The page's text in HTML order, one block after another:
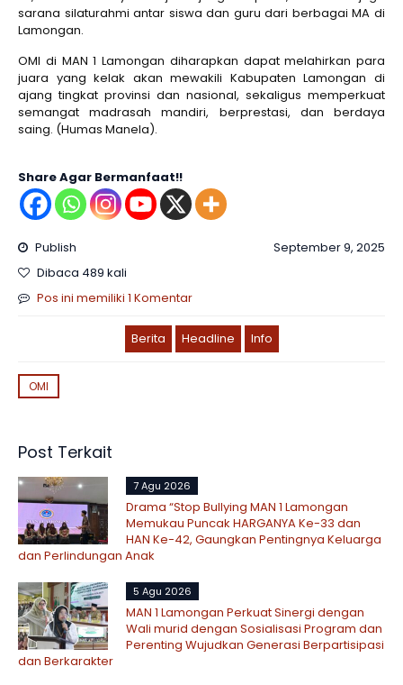
sarana silaturahmi antar siswa dan guru dari berbagai MA di
Lamongan.
OMI di MAN 1 Lamongan diharapkan dapat melahirkan para
juara yang kelak akan mewakili Kabupaten Lamongan di
ajang tingkat provinsi dan nasional, sekaligus memperkuat
semangat madrasah mandiri, berprestasi, dan berdaya
saing. (Humas Manela).
Share Agar Bermanfaat!!
Publish
September 9, 2025
Dibaca 489 kali
Pos ini memiliki 1 Komentar
Berita Headline Info
OMI
Post Terkait
7 Agu 2026
Drama “Stop Bullying MAN 1 Lamongan
Memukau Puncak HARGANYA Ke-33 dan
HAN Ke-42, Gaungkan Pentingnya Keluarga
dan Perlindungan Anak
5 Agu 2026
MAN 1 Lamongan Perkuat Sinergi dengan
Wali murid dengan Sosialisasi Program dan
Perenting Wujudkan Generasi Berpartisipasi
dan Berkarakter